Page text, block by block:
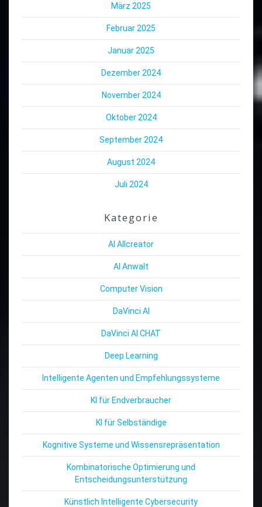
März 2025
Februar 2025
Januar 2025
Dezember 2024
November 2024
Oktober 2024
September 2024
August 2024
Juli 2024
Kategorie
AI Allcreator
AI Anwalt
Computer Vision
DaVinci AI
DaVinci AI CHAT
Deep Learning
Intelligente Agenten und Empfehlungssysteme
KI für Endverbraucher
KI für Selbständige
Kognitive Systeme und Wissensrepräsentation
Kombinatorische Optimierung und
Entscheidungsunterstützung
Künstlich Intelligente Cybersecurity